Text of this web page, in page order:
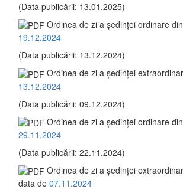
(Data publicării: 13.01.2025)
Ordinea de zi a şedinţei ordinare
19.12.2024
(Data publicării: 13.12.2024)
Ordinea de zi a şedinţei
13.12.2024
(Data publicării: 09.12.2024)
Ordinea de zi a şedinţei ordinare
29.11.2024
(Data publicării: 22.11.2024)
Ordinea de zi a şedinţei
data de 07.11.2024